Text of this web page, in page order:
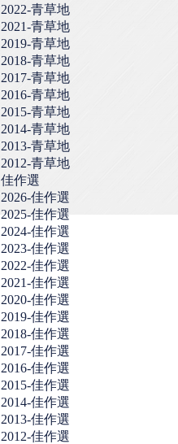
2022-青草地
2021-青草地
2019-青草地
2018-青草地
2017-青草地
2016-青草地
2015-青草地
2014-青草地
2013-青草地
2012-青草地
佳作選
2026-佳作選
2025-佳作選
2024-佳作選
2023-佳作選
2022-佳作選
2021-佳作選
2020-佳作選
2019-佳作選
2018-佳作選
2017-佳作選
2016-佳作選
2015-佳作選
2014-佳作選
2013-佳作選
2012-佳作選